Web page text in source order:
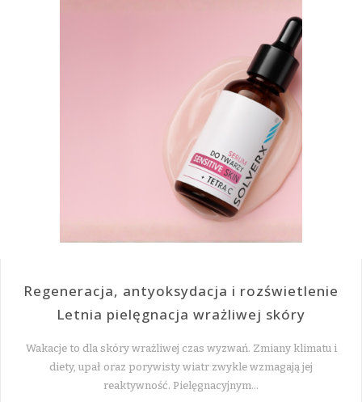
Regeneracja, antyoksydacja i rozświetlenie
Letnia pielęgnacja wrażliwej skóry
Wakacje to dla skóry wrażliwej czas wyzwań. Zmiany klimatu i
diety, upał oraz porywisty wiatr zwykle wzmagają jej
reaktywność. Pielęgnacyjnym…